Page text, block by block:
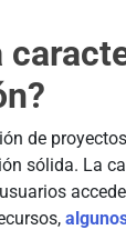
de
sólida. La